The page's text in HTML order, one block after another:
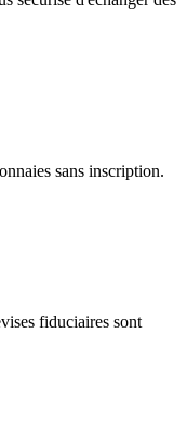
sans inscription.
fiduciaires sont